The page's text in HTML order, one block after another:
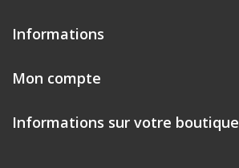
Informations
Mon compte
Informations sur votre boutique